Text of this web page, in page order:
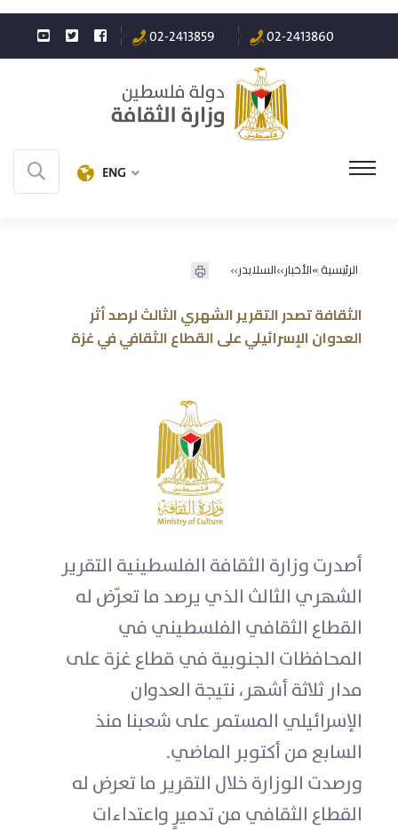
02-2413860
02-2413859
ENG
الرئيسية »الأخبار»السلايدر»
الثقافة تصدر التقرير الشهري الثالث لرصد أثر
العدوان الإسرائيلي على القطاع الثقافي في غزة
أصدرت وزارة الثقافة الفلسطينية التقرير
الشهري الثالث الذي يرصد ما تعرّض له
القطاع الثقافي الفلسطيني في
المحافظات الجنوبية في قطاع غزة على
مدار ثلاثة أشهر، نتيجة العدوان
الإسرائيلي المستمر على شعبنا منذ
السابع من أكتوبر الماضي.
ورصدت الوزارة خلال التقرير ما تعرض له
القطاع الثقافي من تدميرٍ واعتداءات